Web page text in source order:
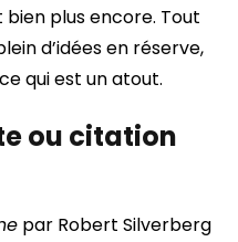
plus encore. Tout
d’idées en réserve,
qui est un atout.
ou citation
par Robert Silverberg